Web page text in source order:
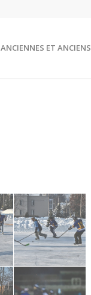
ANCIENNES ET ANCIENS